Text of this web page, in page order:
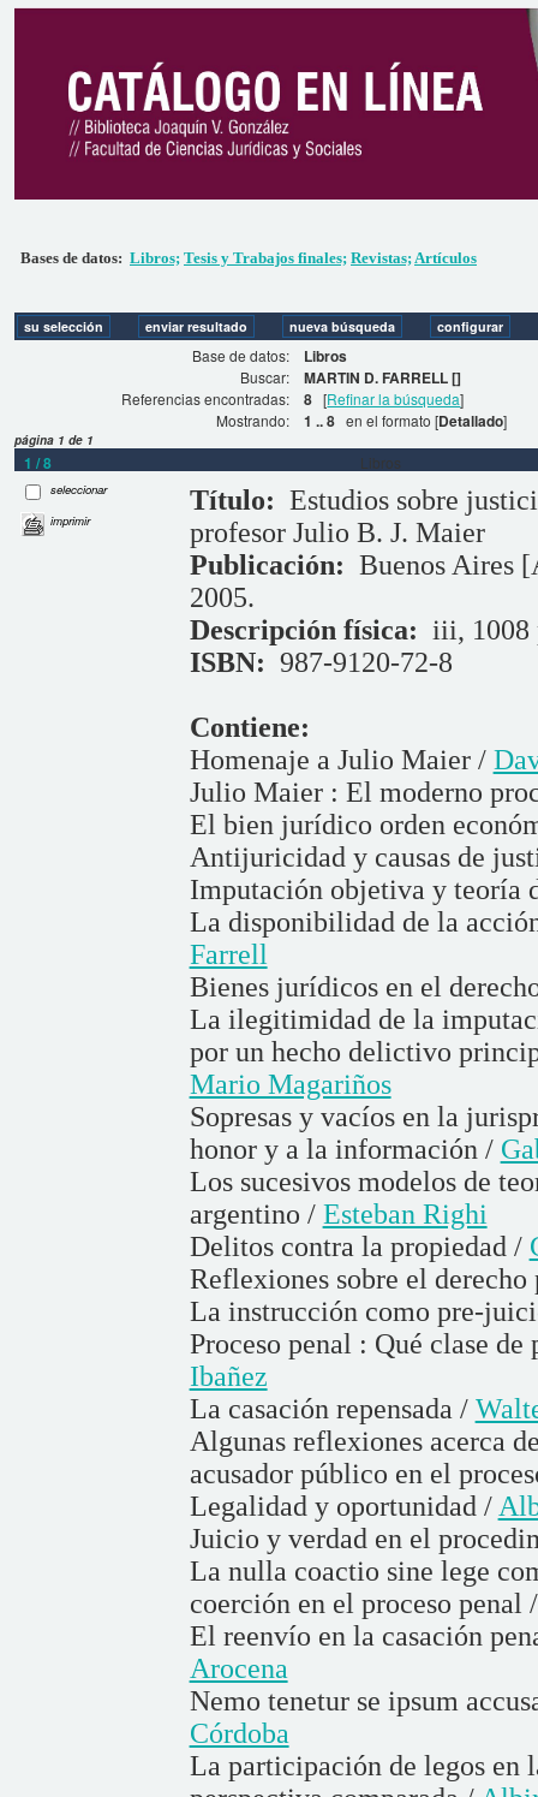
Bases de datos: Libros; Tesis y Trabajos finales; Revistas;Artículos
Base de datos: Libros
Buscar: MARTIN D. FARRELL []
Referencias encontradas: 8 [Refinar la búsqueda]
Mostrando:
1 .. 8 en el formato [Detallado]
página 1 de 1
1 / 8 Libros
seleccionar
imprimir
Título: Estudios sobre
profesor Julio B. J. Maier
Publicación: Buenos Aires
2005.
Descripción física: iii, 1008
ISBN: 987-9120-72-8
Contiene:
Homenaje a Julio Maier /
Julio Maier : El moderno
El bien jurídico orden
Antijuricidad y causas de
Imputación objetiva y teoría
La disponibilidad de la
Farrell
Bienes jurídicos en el
La ilegitimidad de la
por un hecho delictivo
Mario Magariños
Sopresas y vacíos en la
honor y a la información /
Los sucesivos modelos de
argentino / Esteban Righi
Delitos contra la propiedad /
Reflexiones sobre el
La instrucción como pre-
Proceso penal : Qué clase
Ibañez
La casación repensada /
Algunas reflexiones acerca
acusador público en el
Legalidad y oportunidad /
Juicio y verdad en el
La nulla coactio sine lege
coerción en el proceso penal
El reenvío en la casación
Arocena
Nemo tenetur se ipsum
Córdoba
La participación de legos en